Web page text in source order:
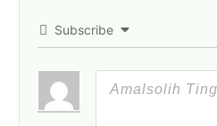
Subscribe